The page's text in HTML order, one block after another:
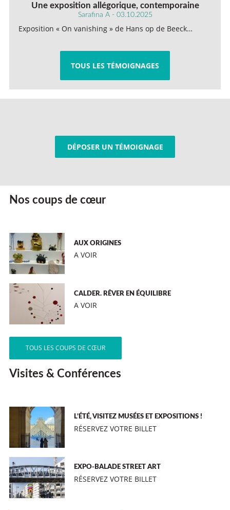
Une exposition allégorique, contemporaine
Sarafina A - 03.10.2025
Exposition « On vanishing » de Hans op de Beeck…
TOUS LES TÉMOIGNAGES
DÉPOSER UN TÉMOIGNAGE
Nos coups de cœur
AUX ORIGINES
A VOIR
CALDER. RÊVER EN ÉQUILIBRE
A VOIR
TOUS LES COUPS DE CŒUR
Visites & Conférences
L’ÉTÉ, VISITEZ MUSÉES ET EXPOSITIONS !
RÉSERVEZ VOTRE BILLET
EXPO-BALADE STREET ART
RÉSERVEZ VOTRE BILLET